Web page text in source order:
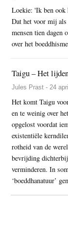
Loekie: 'Ik ben ook
Dat het voor mij
mensen tien dagen
over het
Taigu – Het
Jules Prast - 24
Het komt Taigu
en te weinig over
opgelost voordat
existentiële
rotheid van de
bevrijding
verminderen. In
‘boeddhanatuur’